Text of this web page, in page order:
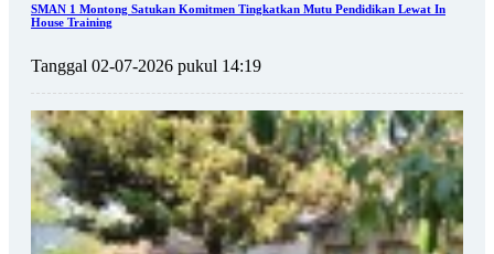
SMAN 1 Montong Satukan Komitmen Tingkatkan Mutu Pendidikan Lewat In
House Training
Tanggal 02-07-2026 pukul 14:19